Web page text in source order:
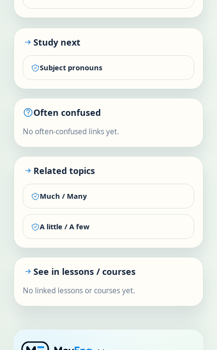
Study next
Subject pronouns
Often confused
No often-confused links yet.
Related topics
Much / Many
A little / A few
See in lessons / courses
No linked lessons or courses yet.